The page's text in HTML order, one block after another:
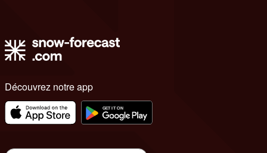
Découvrez notre app